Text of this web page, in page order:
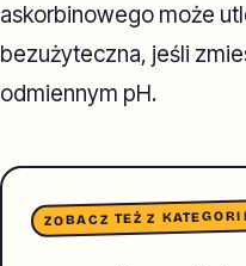
askorbinowego może
bezużyteczna, jeśli
odmiennym pH.
ZOBACZ TEŻ Z KATEGORII